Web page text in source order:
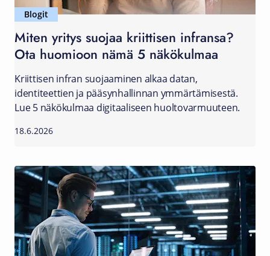
Blogit
Miten yritys suojaa kriittisen infransa?
Ota huomioon nämä 5 näkökulmaa
Kriittisen infran suojaaminen alkaa datan,
identiteettien ja pääsynhallinnan ymmärtämisestä.
Lue 5 näkökulmaa digitaaliseen huoltovarmuuteen.
18.6.2026